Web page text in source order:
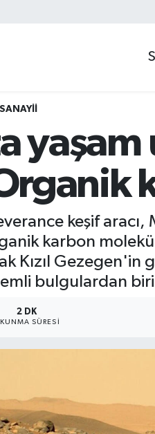
keşif
karbon
Kızıl
bulgulardan
2 DK
SÜRESI